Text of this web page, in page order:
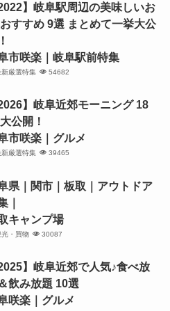
2022】岐阜駅周辺の美味しいお
すすめ 9選 まとめて一挙大公
市咲楽｜岐阜駅前特集
新厳選特集 54682
2026】岐阜近郊モーニング 18
公開！
市咲楽｜グルメ
新厳選特集 39465
県｜関市｜板取｜アウトドア
｜
キャンプ場
光・買物 30087
2025】岐阜近郊で人気♪食べ放
飲み放題 10選
咲楽｜グルメ